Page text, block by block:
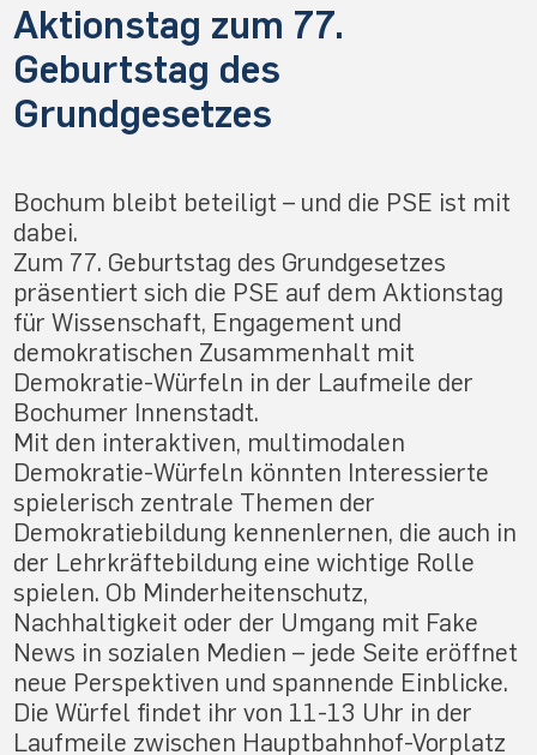
Aktionstag zum 77.
Geburtstag des
Grundgesetzes
Bochum bleibt beteiligt – und die PSE ist mit
dabei.
Zum 77. Geburtstag des Grundgesetzes
präsentiert sich die PSE auf dem Aktionstag
für Wissenschaft, Engagement und
demokratischen Zusammenhalt mit
Demokratie-Würfeln in der Laufmeile der
Bochumer Innenstadt.
Mit den interaktiven, multimodalen
Demokratie-Würfeln könnten Interessierte
spielerisch zentrale Themen der
Demokratiebildung kennenlernen, die auch in
der Lehrkräftebildung eine wichtige Rolle
spielen. Ob Minderheitenschutz,
Nachhaltigkeit oder der Umgang mit Fake
News in sozialen Medien – jede Seite eröffnet
neue Perspektiven und spannende Einblicke.
Die Würfel findet ihr von 11-13 Uhr in der
Laufmeile zwischen Hauptbahnhof-Vorplatz